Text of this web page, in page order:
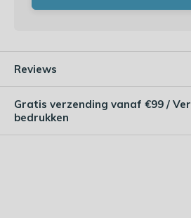
Reviews
Gratis verzending vanaf €99 /
bedrukken